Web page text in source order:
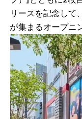
リースを記念して
が集まるオープニ